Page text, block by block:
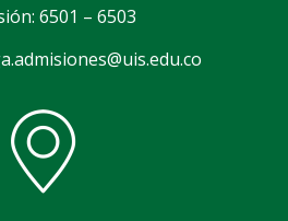
6501 – 6503